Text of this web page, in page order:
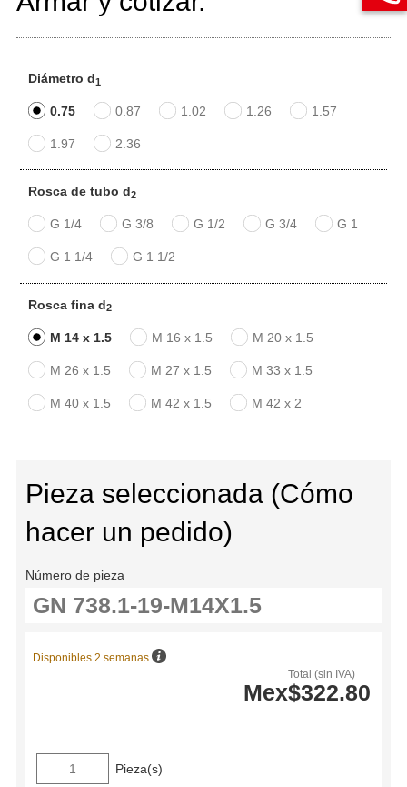
Diámetro d1
0.75 0.87 1.02 1.26 1.57
1.97 2.36
Rosca de tubo d2
G 1/4 G 3/8 G 1/2 G 3/4 G 1
G 1 1/4 G 1 1/2
Rosca fina d2
M 14 x 1.5 M 16 x 1.5 M 20 x 1.5
M 26 x 1.5 M 27 x 1.5 M 33 x 1.5
M 40 x 1.5 M 42 x 1.5 M 42 x 2
Pieza seleccionada (Cómo
hacer un pedido)
Número de pieza
Total (sin IVA)
Mex$322.80
Disponibles 2 semanas
Pieza(s)